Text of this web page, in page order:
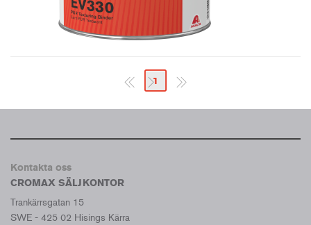
1
Kontakta oss
CROMAX SÄLJKONTOR
Trankärrsgatan 15
SWE - 425 02 Hisings Kärra